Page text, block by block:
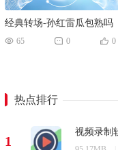
经典转场-孙红雷瓜包熟吗
65 0 0
热点排行
1
视频录制